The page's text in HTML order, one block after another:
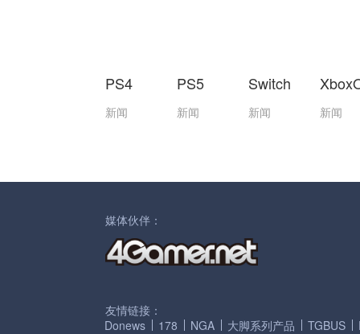
PS4
新闻
PS5
新闻
Switch
新闻 新闻
媒体伙伴：
友情链接：
Donews
178 NGA 大脚系列产品 TGBUS